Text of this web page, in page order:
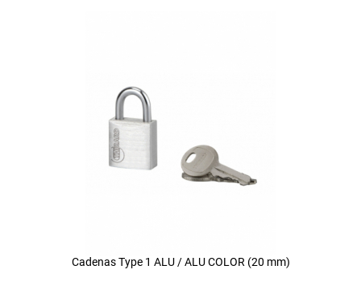
Cadenas Type 1 ALU / ALU COLOR (20 mm)